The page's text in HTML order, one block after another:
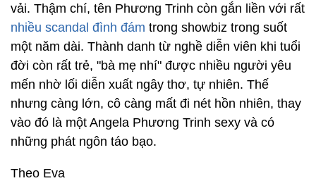
vải. Thậm chí, tên Phương Trinh còn gắn liền với rất
nhiều scandal đình đám trong showbiz trong suốt
một năm dài. Thành danh từ nghề diễn viên khi tuổi
đời còn rất trẻ, "bà mẹ nhí" được nhiều người yêu
mến nhờ lối diễn xuất ngây thơ, tự nhiên. Thế
nhưng càng lớn, cô càng mất đi nét hồn nhiên, thay
vào đó là một Angela Phương Trinh sexy và có
những phát ngôn táo bạo.
Theo Eva